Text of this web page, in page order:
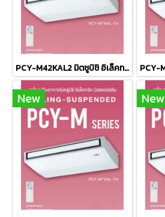
PCY-M42KAL2 มิตซูบิชิ อิเล็คทริค มิตเตอร์สลิม MITSUBISHI ELECTRIC แบบแขวนใต้ฝ้า รุ่น Ceiling Suspended Inverter M-Series R-32 ขนาด 41,968BTU #5 ระบบไฟ 380V รีโมทไร้สาย 2026 (เฉพาะเครื่อง)
New New